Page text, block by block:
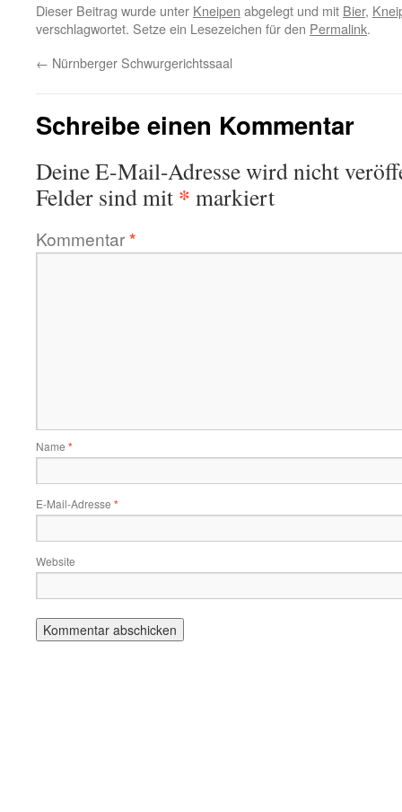
Dieser Beitrag wurde unter Kneipen abgelegt und mit Bier,
verschlagwortet. Setze ein Lesezeichen für den Permalink.
← Nürnberger Schwurgerichtssaal
Schreibe einen Kommentar
Deine E-Mail-Adresse wird nicht
Felder sind mit * markiert
Kommentar*
Name *
E-Mail-Adresse *
Website